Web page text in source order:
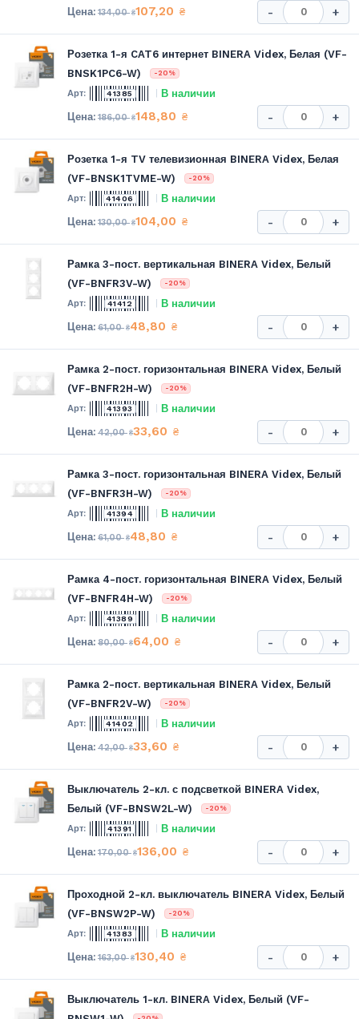
134,00₴107,20 ₴ - +
Розетка 1-я CAT6 интернет BINERA Videx, Белая (VF-
BNSK1PC6-W)
-20%
41385 В наличии
186,00₴148,80 ₴ - +
Розетка 1-я TV телевизионная BINERA Videx, Белая
(VF-BNSK1TVME-W)
-20%
41406 В наличии
130,00₴104,00 ₴ - +
Рамка 3-пост. вертикальная BINERA Videx, Белый
(VF-BNFR3V-W)
-20%
41412 В наличии
61,00₴48,80 ₴ - +
Рамка 2-пост. горизонтальная BINERA Videx, Белый
(VF-BNFR2H-W)
-20%
41393 В наличии
42,00₴33,60 ₴ - +
Рамка 3-пост. горизонтальная BINERA Videx, Белый
(VF-BNFR3H-W)
-20%
41394 В наличии
61,00₴48,80 ₴ - +
Рамка 4-пост. горизонтальная BINERA Videx, Белый
(VF-BNFR4H-W)
-20%
41389 В наличии
80,00₴64,00 ₴ - +
Рамка 2-пост. вертикальная BINERA Videx, Белый
(VF-BNFR2V-W)
-20%
41402 В наличии
42,00₴33,60 ₴ - +
Выключатель 2-кл. с подсветкой BINERA Videx,
Белый (VF-BNSW2L-W)
-20%
41391 В наличии
170,00₴136,00 ₴ - +
Проходной 2-кл. выключатель BINERA Videx, Белый
(VF-BNSW2P-W)
-20%
41383 В наличии
163,00₴130,40 ₴ - +
Выключатель 1-кл. BINERA Videx, Белый (VF-